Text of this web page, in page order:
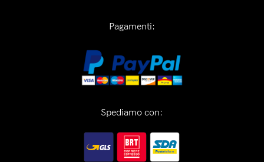
Pagamenti:
Spediamo con: